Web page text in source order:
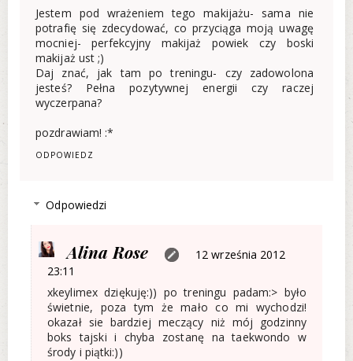
Jestem pod wrażeniem tego makijażu- sama nie
potrafię się zdecydować, co przyciąga moją uwagę
mocniej- perfekcyjny makijaż powiek czy boski
makijaż ust ;)
Daj znać, jak tam po treningu- czy zadowolona
jesteś? Pełna pozytywnej energii czy raczej
wyczerpana?
pozdrawiam! :*
ODPOWIEDZ
Odpowiedzi
Alina Rose
12 września 2012
23:11
xkeylimex dziękuję:)) po treningu padam:> było
świetnie, poza tym że mało co mi wychodzi!
okazał sie bardziej meczący niż mój godzinny
boks tajski i chyba zostanę na taekwondo w
środy i piątki:))